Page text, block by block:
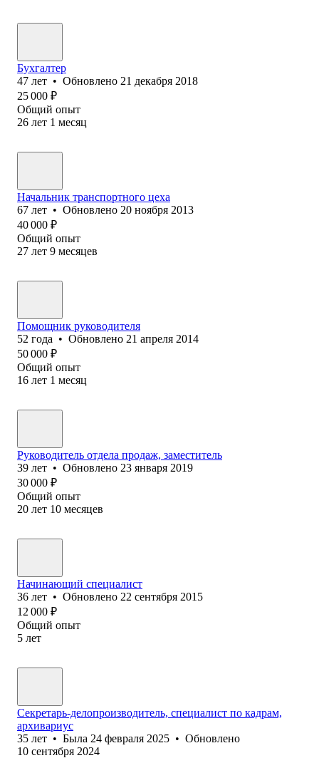
Бухгалтер
47 лет • Обновлено 21 декабря 2018
25 000 ₽
Общий опыт
26 лет 1 месяц
Начальник транспортного цеха
67 лет • Обновлено 20 ноября 2013
40 000 ₽
Общий опыт
27 лет 9 месяцев
Помощник руководителя
52 года • Обновлено 21 апреля 2014
50 000 ₽
Общий опыт
16 лет 1 месяц
Руководитель отдела продаж, заместитель
39 лет • Обновлено 23 января 2019
30 000 ₽
Общий опыт
20 лет 10 месяцев
Начинающий специалист
36 лет • Обновлено 22 сентября 2015
12 000 ₽
Общий опыт
5 лет
Секретарь-делопроизводитель, специалист по кадрам,
архивариус
35 лет • Была 24 февраля 2025 • Обновлено
10 сентября 2024